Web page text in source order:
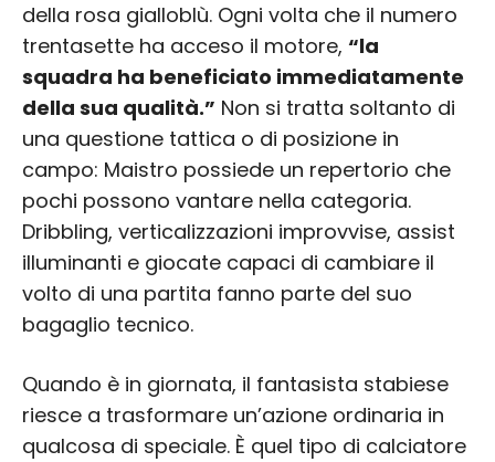
della rosa gialloblù. Ogni volta che il numero
trentasette ha acceso il motore, “la
squadra ha beneficiato immediatamente
della sua qualità.” Non si tratta soltanto di
una questione tattica o di posizione in
campo: Maistro possiede un repertorio che
pochi possono vantare nella categoria.
Dribbling, verticalizzazioni improvvise, assist
illuminanti e giocate capaci di cambiare il
volto di una partita fanno parte del suo
bagaglio tecnico.
Quando è in giornata, il fantasista stabiese
riesce a trasformare un’azione ordinaria in
qualcosa di speciale. È quel tipo di calciatore